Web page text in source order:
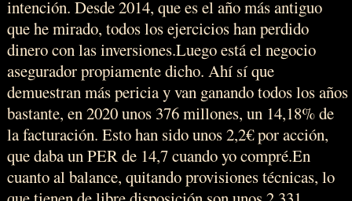
intención. Desde 2014, que es el año más antiguo
que he mirado, todos los ejercicios han perdido
dinero con las inversiones.Luego está el negocio
asegurador propiamente dicho. Ahí sí que
demuestran más pericia y van ganando todos los años
bastante, en 2020 unos 376 millones, un 14,18% de
la facturación. Esto han sido unos 2,2€ por acción,
que daba un PER de 14,7 cuando yo compré.En
cuanto al balance, quitando provisiones técnicas, lo